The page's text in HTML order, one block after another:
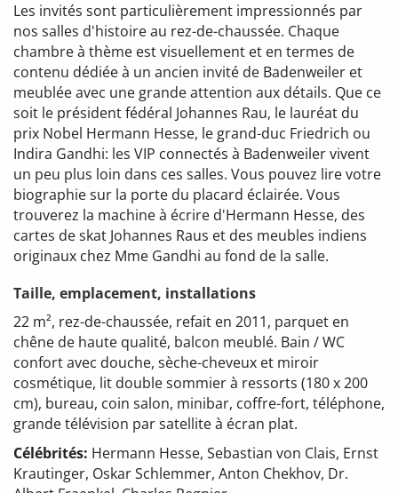
Les invités sont particulièrement impressionnés par
nos salles d'histoire au rez-de-chaussée. Chaque
chambre à thème est visuellement et en termes de
contenu dédiée à un ancien invité de Badenweiler et
meublée avec une grande attention aux détails. Que ce
soit le président fédéral Johannes Rau, le lauréat du
prix Nobel Hermann Hesse, le grand-duc Friedrich ou
Indira Gandhi: les VIP connectés à Badenweiler vivent
un peu plus loin dans ces salles. Vous pouvez lire votre
biographie sur la porte du placard éclairée. Vous
trouverez la machine à écrire d'Hermann Hesse, des
cartes de skat Johannes Raus et des meubles indiens
originaux chez Mme Gandhi au fond de la salle.
Taille, emplacement, installations
22 m², rez-de-chaussée, refait en 2011, parquet en
chêne de haute qualité, balcon meublé. Bain / WC
confort avec douche, sèche-cheveux et miroir
cosmétique, lit double sommier à ressorts (180 x 200
cm), bureau, coin salon, minibar, coffre-fort, téléphone,
grande télévision par satellite à écran plat.
Célébrités: Hermann Hesse, Sebastian von Clais, Ernst
Krautinger, Oskar Schlemmer, Anton Chekhov, Dr.